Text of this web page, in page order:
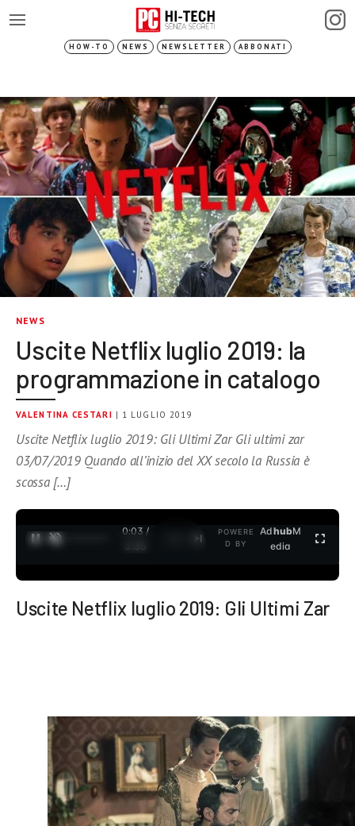
HOW-TO NEWS NEWSLETTER ABBONATI
NEWS
Uscite Netflix luglio 2019: la
programmazione in catalogo
VALENTINA CESTARI | 1 LUGLIO 2019
Uscite Netflix luglio 2019: Gli Ultimi Zar Gli ultimi zar
03/07/2019 Quando all’inizio del XX secolo la Russia è
scossa […]
0:04 /
3:35
POWERE
D BY
AdhubM
edia
Uscite Netflix luglio 2019: Gli Ultimi Zar